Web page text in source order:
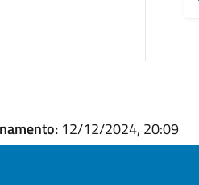
12/12/2024, 20:09